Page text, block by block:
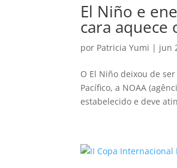
El Niño e
cara aquece
por Patricia Yumi | jun
O El Niño deixou de
Pacífico, a NOAA
estabelecido e deve